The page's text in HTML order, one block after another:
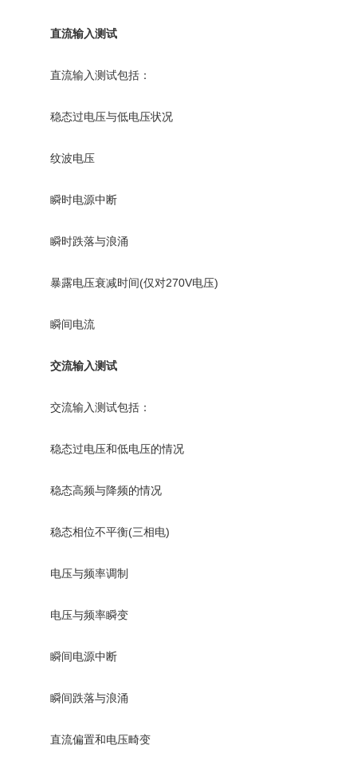
直流输入测试
直流输入测试包括：
稳态过电压与低电压状况
纹波电压
瞬时电源中断
瞬时跌落与浪涌
暴露电压衰减时间(仅对270V电压)
瞬间电流
交流输入测试
交流输入测试包括：
稳态过电压和低电压的情况
稳态高频与降频的情况
稳态相位不平衡(三相电)
电压与频率调制
电压与频率瞬变
瞬间电源中断
瞬间跌落与浪涌
直流偏置和电压畸变